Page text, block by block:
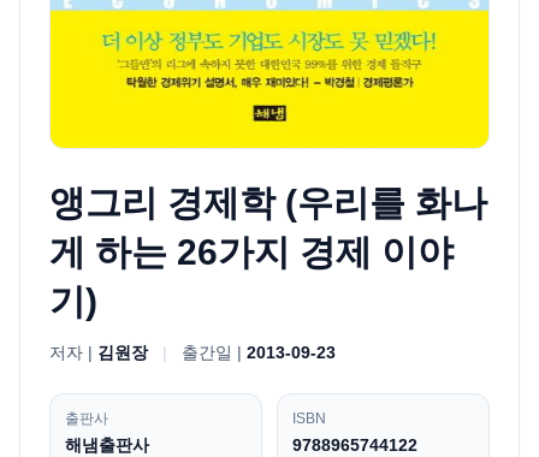
앵그리 경제학 (우리를 화나
게 하는 26가지 경제 이야
기)
저자 | 김원장 | 출간일 | 2013-09-23
출판사
해냄출판사
ISBN
9788965744122